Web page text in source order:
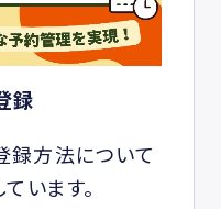
録
録方法について
います。